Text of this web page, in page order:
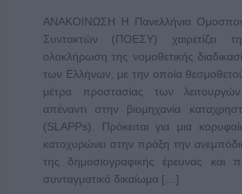
ΑΝΑΚΟΙΝΩΣΗ Η Πανελλήνια
Συντακτών (ΠΟΕΣΥ) χαιρετίζει
ολοκλήρωση της νομοθετικής
των Ελλήνων, με την οποία
μέτρα προστασίας των
απέναντι στην βιομηχανία
(SLAPPs). Πρόκειται για μια
κατοχυρώνει στην πράξη την
της δημοσιογραφικής έρευνας και
συνταγματικό δικαίωμα […]